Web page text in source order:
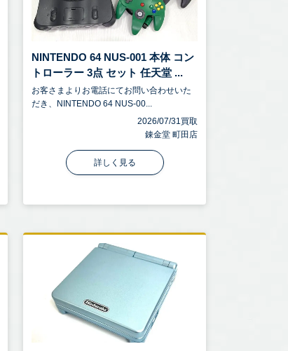
NINTENDO 64 NUS-001 本体 コン
トローラー 3点 セット 任天堂 ...
お客さまよりお電話にてお問い合わせいた
だき、NINTENDO 64 NUS-00...
2026/07/31買取
錬金堂 町田店
詳しく見る